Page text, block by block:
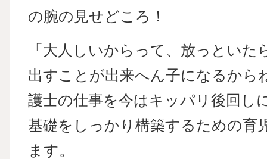
の腕の見せどころ！
「大人しいからって、放っとい
出すことが出来へん子になるから
護士の仕事を今はキッパリ後回し
基礎をしっかり構築するための育
ます。